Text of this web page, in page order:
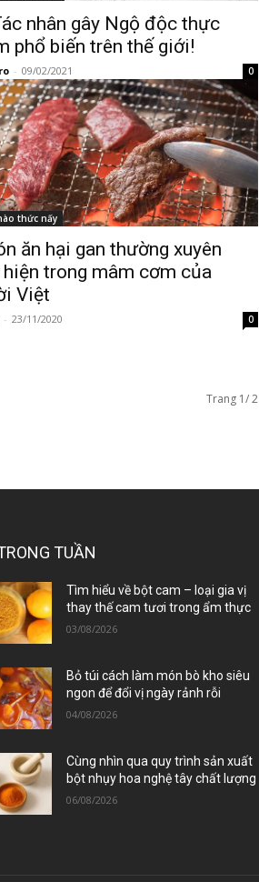
nhân gây Ngộ độc thực
phổ biến trên thế giới!
- 09/02/2021 0
thức nấy
ăn hại gan thường xuyên
hiện trong mâm cơm của
Việt
- 23/11/2020 0
Trang 1/ 2
TUẦN
Tìm hiểu về bột cam – loại gia vị
thay thế cam tươi trong ẩm thực
03/08/2026
Bỏ túi cách làm món bò kho siêu
ngon để đổi vị ngày rảnh rỗi
04/08/2026
Cùng nhìn qua quy trình sản xuất
bột nhụy hoa nghệ tây chất lượng
06/08/2026